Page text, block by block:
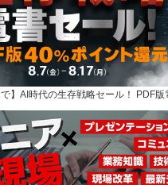
】AI時代の生存戦略セール！ PDF